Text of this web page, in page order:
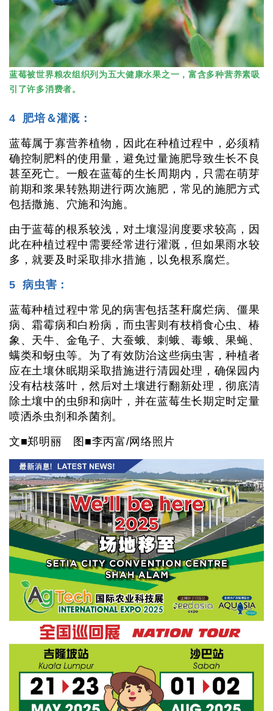
蓝莓被世界粮农组织列为五大健康水果之一，富含多种营养素吸
引了许多消费者。
4 肥培＆灌溉：
蓝莓属于寡营养植物，因此在种植过程中，必须精
确控制肥料的使用量，避免过量施肥导致生长不良
甚至死亡。一般在蓝莓的生长周期内，只需在萌芽
前期和浆果转熟期进行两次施肥，常见的施肥方式
包括撒施、穴施和沟施。
由于蓝莓的根系较浅，对土壤湿润度要求较高，因
此在种植过程中需要经常进行灌溉，但如果雨水较
多，就要及时采取排水措施，以免根系腐烂。
5 病虫害：
蓝莓种植过程中常见的病害包括茎秆腐烂病、僵果
病、霜霉病和白粉病，而虫害则有枝梢食心虫、椿
象、天牛、金龟子、大蚕蛾、刺蛾、毒蛾、果蝇、
螨类和蚜虫等。为了有效防治这些病虫害，种植者
应在土壤休眠期采取措施进行清园处理，确保园内
没有枯枝落叶，然后对土壤进行翻新处理，彻底清
除土壤中的虫卵和病叶，并在蓝莓生长期定时定量
喷洒杀虫剂和杀菌剂。
文■郑明丽 图■李丙富/网络照片